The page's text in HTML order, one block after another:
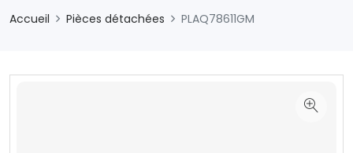
Accueil Pièces détachées PLAQ78611GM